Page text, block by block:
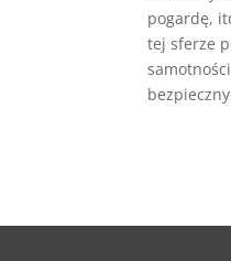
pogardę,
tej sferze